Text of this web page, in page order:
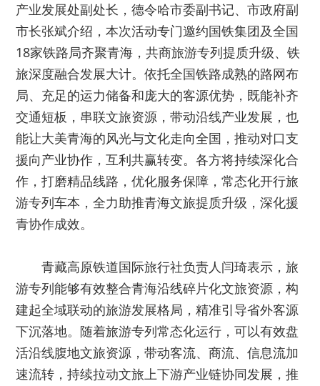
产业发展处副处长，德令哈市委副书记、市政府副
市长张斌介绍，本次活动专门邀约国铁集团及全国
18家铁路局齐聚青海，共商旅游专列提质升级、铁
旅深度融合发展大计。依托全国铁路成熟的路网布
局、充足的运力储备和庞大的客源优势，既能补齐
交通短板，串联文旅资源，带动沿线产业发展，也
能让大美青海的风光与文化走向全国，推动对口支
援向产业协作，互利共赢转变。各方将持续深化合
作，打磨精品线路，优化服务保障，常态化开行旅
游专列车本，全力助推青海文旅提质升级，深化援
青协作成效。
青藏高原铁道国际旅行社负责人闫琦表示，旅
游专列能够有效整合青海沿线碎片化文旅资源，构
建起全域联动的旅游发展格局，精准引导省外客源
下沉落地。随着旅游专列常态化运行，可以有效盘
活沿线腹地文旅资源，带动客流、商流、信息流加
速流转，持续拉动文旅上下游产业链协同发展，推